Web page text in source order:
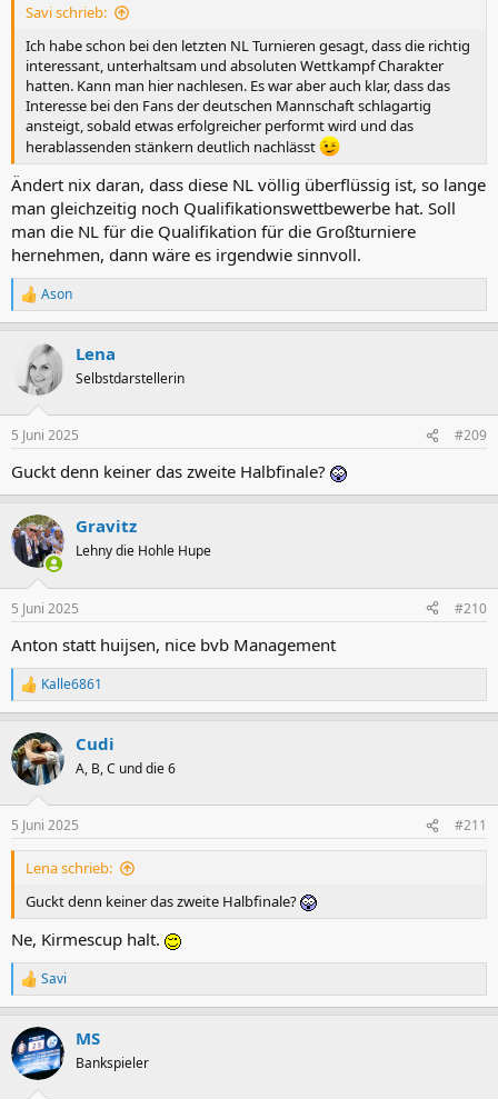
Savi schrieb:
Ich habe schon bei den letzten NL Turnieren gesagt, dass die richtig
interessant, unterhaltsam und absoluten Wettkampf Charakter
hatten. Kann man hier nachlesen. Es war aber auch klar, dass das
Interesse bei den Fans der deutschen Mannschaft schlagartig
ansteigt, sobald etwas erfolgreicher performt wird und das
herablassenden stänkern deutlich nachlässt
Ändert nix daran, dass diese NL völlig überflüssig ist, so lange
man gleichzeitig noch Qualifikationswettbewerbe hat. Soll
man die NL für die Qualifikation für die Großturniere
hernehmen, dann wäre es irgendwie sinnvoll.
R
e
i
e
:
Ason
Lena
Selbstdarstellerin
5 Juni 2025 #209
Guckt denn keiner das zweite Halbfinale?
Gravitz
Lehny die Hohle Hupe
5 Juni 2025 #210
Anton statt huijsen, nice bvb Management
R
e
k
t
i
e
n
Kalle6861
Cudi
A, B, C und die 6
5 Juni 2025 #211
Lena schrieb:
Guckt denn keiner das zweite Halbfinale?
Ne, Kirmescup halt.
R
e
k
t
i
Savi
MS
Bankspieler